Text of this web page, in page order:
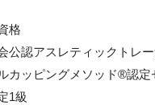
格
公認アスレティックトレ
カッピングメソッド®認定
1級